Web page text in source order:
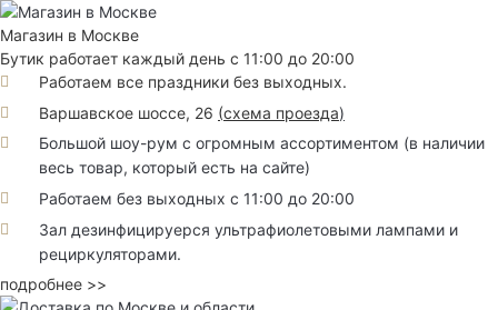
Магазин в Москве
Бутик работает каждый день с 11:00 до 20:00
Работаем все праздники без выходных.
Варшавское шоссе, 26 (схема проезда)
Большой шоу-рум с огромным ассортиментом (в наличии
весь товар, который есть на сайте)
Работаем без выходных с 11:00 до 20:00
Зал дезинфицируерся ультрафиолетовыми лампами и
рециркуляторами.
подробнее >>